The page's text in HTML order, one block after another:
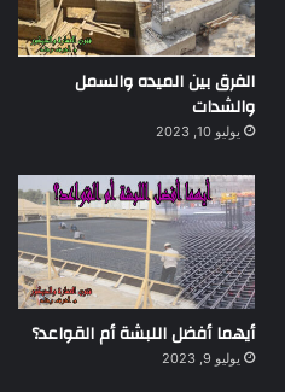
الفرق بين الميده والسمل
والشدات
يوليو 10, 2023
أيهما أفضل اللبشة أم القواعد؟
يوليو 9, 2023